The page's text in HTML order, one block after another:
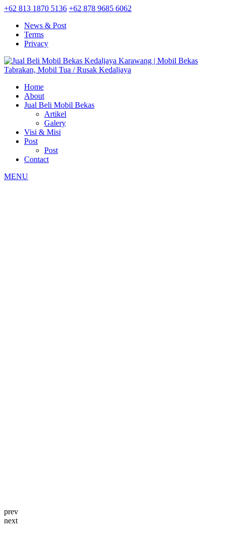
+62 813 1870 5136 +62 878 9685 6062
News & Post
Terms
Privacy
Home
About
Jual Beli Mobil Bekas
Artikel
Galery
Visi & Misi
Post
Post
Contact
MENU
prev
next